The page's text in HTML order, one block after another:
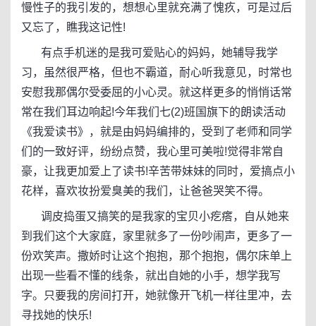
慢性子的我引发的，想想心里就充满了愧疚，可是过后
又忘了，瞧我这记性!
有点手机迷的是我可爱贴心的妈妈，她辅导我学
习，虽然很严格，但也不霸道，耐心听我意见，时常也
安慰我那偶尔受委屈的小心灵。就这样更多的悄悄话常
常在我们耳边响起!今年我们七(2)班国旗下的朗读活动
《我爱读书》，就是由妈妈编排的，受到了老师和同学
们的一致好评，纷纷点赞，我心里可美啦!觉得非常自
豪，让我更加爱上了读书!辛苦带妹妹的同时，爱搞点小
花样，喜欢妆扮爱臭美的我们，让爸爸哭笑不得。
调皮捣蛋又搞笑的是我家的宝贝小疙瘩，自从她来
到我们这个大家庭，家里就多了一份吵闹声，更多了一
份欢笑声。撒娇时让这个抱抱，那个抱抱，偶尔床单上
出现一些看不懂的线条，就出自她的小手，想学我写
字。只要我的房间打开，她就像开飞机一样往里冲，去
寻找她的快乐!